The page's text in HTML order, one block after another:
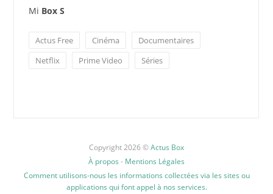
Mi Box S
Actus Free Cinéma
Documentaires
Netflix
Prime Video Séries
Copyright 2026 ©Actus Box
À propos - Mentions Légales
Comment utilisons-nous les informations collectées via les sites ou
applications qui font appel à nos services.